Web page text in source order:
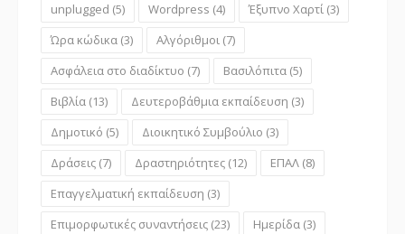
unplugged (5) Wordpress (4) Έξυπνο Χαρτί (3)
Ώρα κώδικα (3) Αλγόριθμοι (7)
Ασφάλεια στο διαδίκτυο (7) Βασιλόπιτα (5)
Βιβλία (13) Δευτεροβάθμια εκπαίδευση (3)
Δημοτικό (5) Διοικητικό Συμβούλιο (3)
Δράσεις (7) Δραστηριότητες (12) ΕΠΑΛ (8)
Επαγγελματική εκπαίδευση (3)
Επιμορφωτικές συναντήσεις (23) Ημερίδα (3)